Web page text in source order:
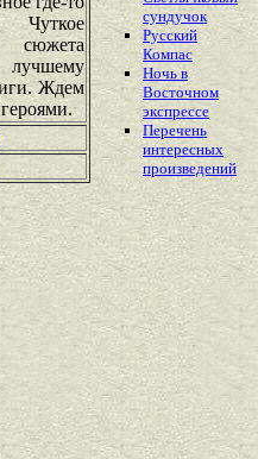
сюжета
Ждем
сундучок
Русский
Компас
Ночь в
Восточном
экспрессе
Перечень
интересных
произведений